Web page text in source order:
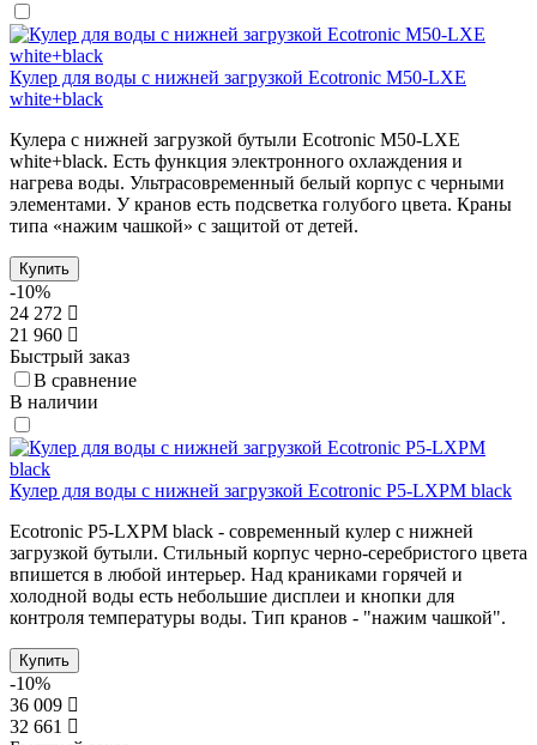
Кулер для воды с нижней загрузкой Ecotronic M50-LXE
white+black
Кулера с нижней загрузкой бутыли Ecotronic M50-LXE
white+black. Есть функция электронного охлаждения и
нагрева воды. Ультрасовременный белый корпус с черными
элементами. У кранов есть подсветка голубого цвета. Краны
типа «нажим чашкой» с защитой от детей.
Купить
-10%
24 272
21 960
Быстрый заказ
В сравнение
В наличии
Кулер для воды с нижней загрузкой Ecotronic P5-LXPM black
Ecotronic P5-LXPM black - современный кулер с нижней
загрузкой бутыли. Стильный корпус черно-серебристого цвета
впишется в любой интерьер. Над краниками горячей и
холодной воды есть небольшие дисплеи и кнопки для
контроля температуры воды. Тип кранов - "нажим чашкой".
Купить
-10%
36 009
32 661